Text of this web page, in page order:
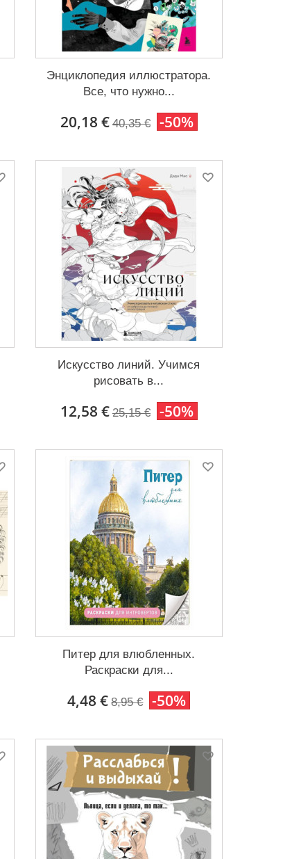
Энциклопедия иллюстратора.
Все, что нужно...
20,18 € 40,35 € -50%
Искусство линий. Учимся
рисовать в...
12,58 € 25,15 € -50%
Питер для влюбленных.
Раскраски для...
4,48 € 8,95 € -50%